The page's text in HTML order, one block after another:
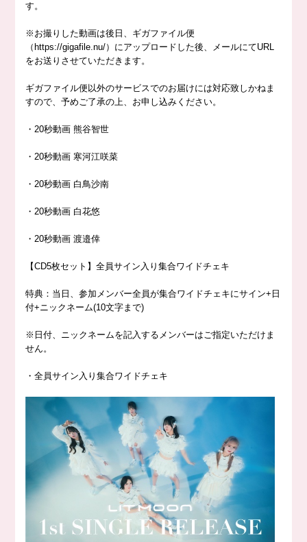
す。
※ お撮りした動画は後日、ギガファイル便
（ https://gigafile.nu/）にアップロードした後、メールにてURL
をお送りさせていただきます。
ギガファイル便以外のサービスでのお届けには対応致しかねま
すので、予めご了承の上、お申し込みください。
・20秒動画 熊谷智世
・20秒動画 寒河江咲菜
・20秒動画 白鳥沙南
・20秒動画 白花悠
・20秒動画 渡邉倖
【CD5枚セット】全員サイン入り集合ワイドチェキ
特典：当日、参加メンバー全員が集合ワイドチェキにサイン+ 日
付+ニックネーム(10文字まで)
※ 日付、ニックネームを記入するメンバーはご指定いただけま
せん。
・全員サイン入り集合ワイドチェキ